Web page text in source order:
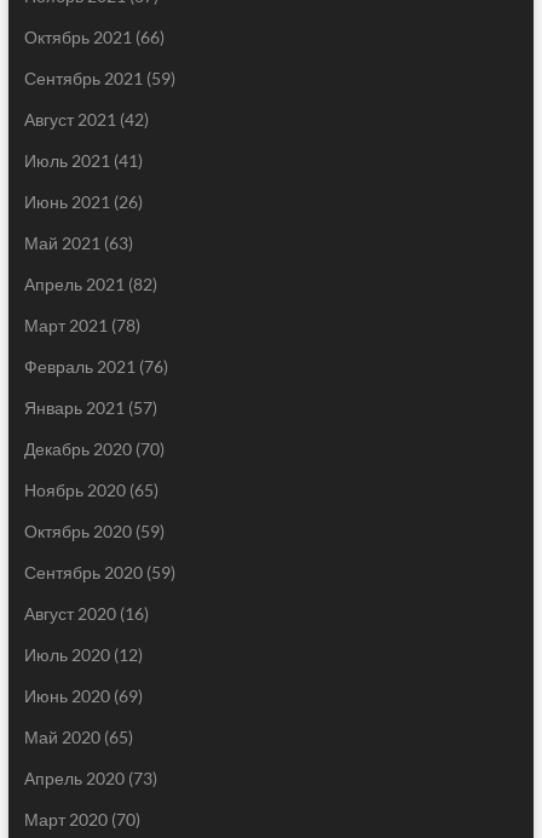
Октябрь 2021 (66)
Сентябрь 2021 (59)
Август 2021 (42)
Июль 2021 (41)
Июнь 2021 (26)
Май 2021 (63)
Апрель 2021 (82)
Март 2021 (78)
Февраль 2021 (76)
Январь 2021 (57)
Декабрь 2020(70)
Ноябрь 2020(65)
Октябрь 2020(59)
Сентябрь 2020(59)
Август 2020(16)
Июль 2020(12)
Июнь 2020(69)
Май 2020(65)
Апрель 2020(73)
Март 2020(70)